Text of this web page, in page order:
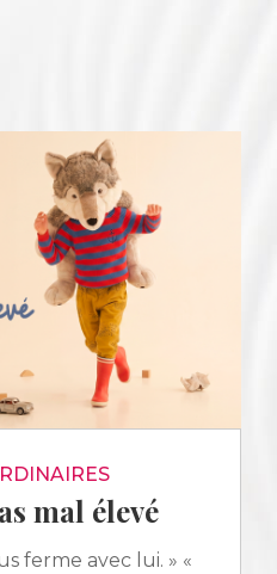
mal élevé
ferme avec lui. » «